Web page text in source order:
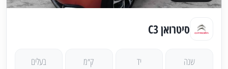
סיטרואן C3
שנה
יד
ק״מ
בעלים